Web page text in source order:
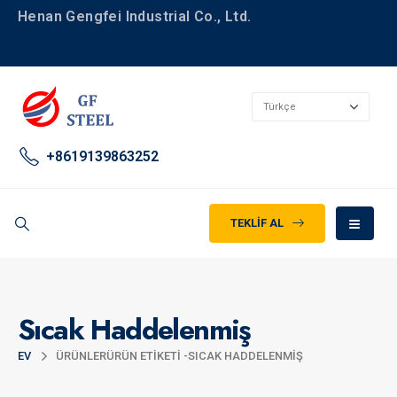
Henan Gengfei Industrial Co., Ltd.
+8619139863252
TEKLIF AL
Sıcak Haddelenmiş
EV ÜRÜNLERÜRÜN ETIKETI -SICAK HADDELENMIŞ